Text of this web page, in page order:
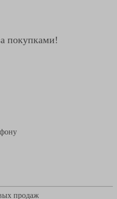
покупками!
продаж